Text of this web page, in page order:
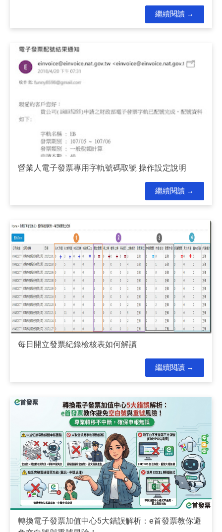
繼續閱讀
營業人電子發票專用字軌號碼取號 操作設定說明
繼續閱讀
每日開立發票紀錄檢核表如何解讀
繼續閱讀
轉換電子發票加值中心5大錯誤解析：e首發票教你避